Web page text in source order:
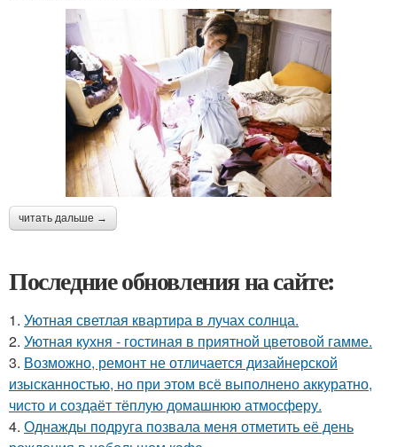
читать дальше →
Последние обновления на сайте:
1. Уютная светлая квартира в лучах солнца.
2. Уютная кухня - гостиная в приятной цветовой гамме.
3. Возможно, ремонт не отличается дизайнерской
изысканностью, но при этом всё выполнено аккуратно,
чисто и создаёт тёплую домашнюю атмосферу.
4. Однажды подруга позвала меня отметить её день